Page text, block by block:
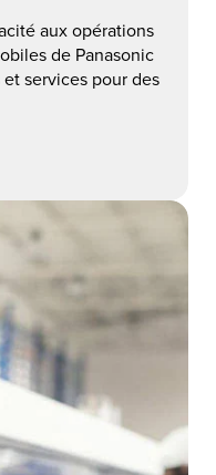
aux opérations
de Panasonic
services pour des
pour le